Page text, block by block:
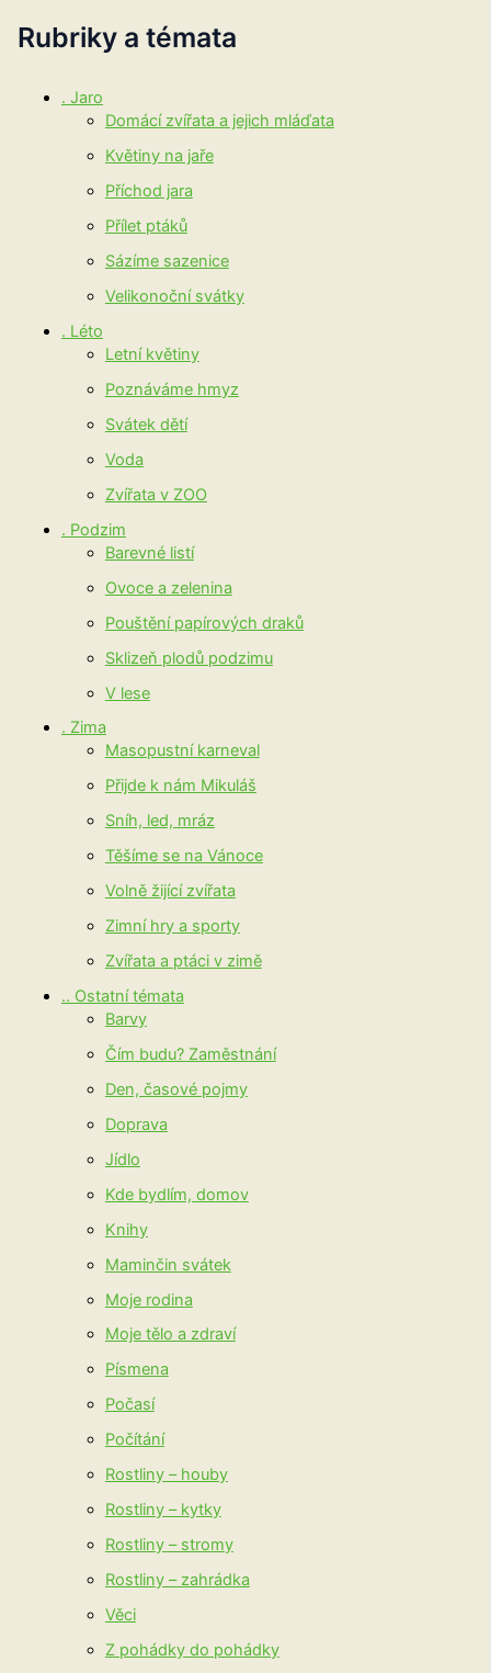
Rubriky a témata
. Jaro
Domácí zvířata a jejich mláďata
Květiny na jaře
Příchod jara
Přílet ptáků
Sázíme sazenice
Velikonoční svátky
. Léto
Letní květiny
Poznáváme hmyz
Svátek dětí
Voda
Zvířata v ZOO
. Podzim
Barevné listí
Ovoce a zelenina
Pouštění papírových draků
Sklizeň plodů podzimu
V lese
. Zima
Masopustní karneval
Přijde k nám Mikuláš
Sníh, led, mráz
Těšíme se na Vánoce
Volně žijící zvířata
Zimní hry a sporty
Zvířata a ptáci v zimě
.. Ostatní témata
Barvy
Čím budu? Zaměstnání
Den, časové pojmy
Doprava
Jídlo
Kde bydlím, domov
Knihy
Maminčin svátek
Moje rodina
Moje tělo a zdraví
Písmena
Počasí
Počítání
Rostliny – houby
Rostliny – kytky
Rostliny – stromy
Rostliny – zahrádka
Věci
Z pohádky do pohádky